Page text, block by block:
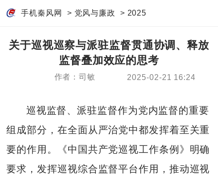
手机秦风网 > 党风与廉政 > 2025
关于巡视巡察与派驻监督贯通协调、释放
监督叠加效应的思考
作者：司敏 2025-02-21 16:24
巡视监督、派驻监督作为党内监督的重要
组成部分，在全面从严治党中都发挥着至关重
要的作用。《中国共产党巡视工作条例》明确
要求，发挥巡视综合监督平台作用，推动巡视